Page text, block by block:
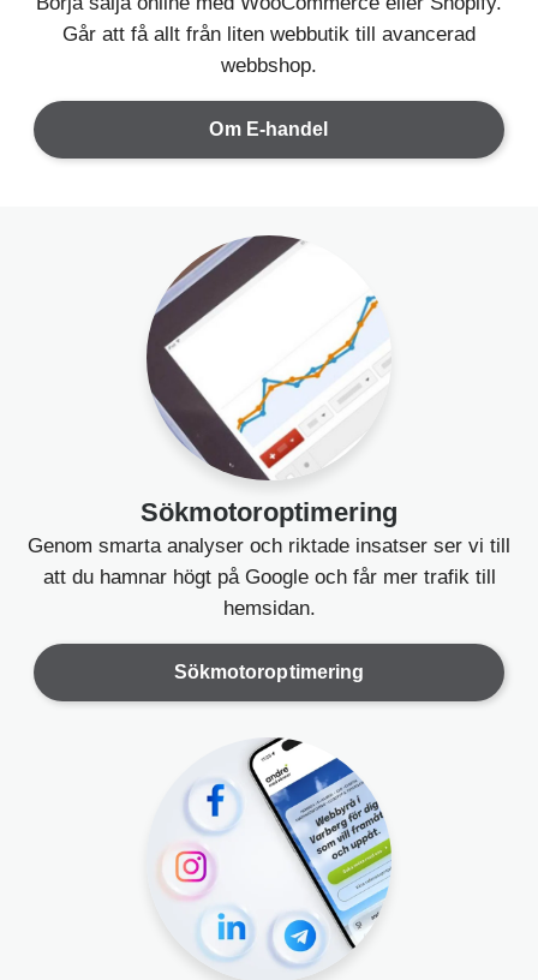
Går att få allt från liten webbutik till avancerad
webbshop.
Om E-handel
Sökmotoroptimering
Genom smarta analyser och riktade insatser ser vi till
att du hamnar högt på Google och får mer trafik till
hemsidan.
Sökmotoroptimering